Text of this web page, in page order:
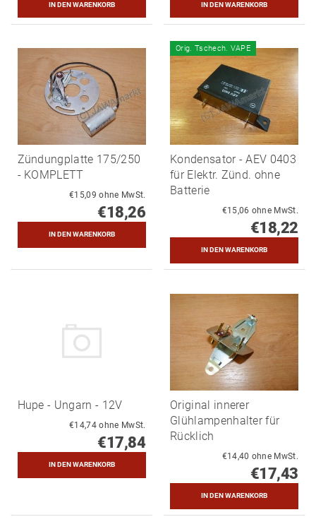
Zündungplatte 175/250
- KOMPLETT
€15,09 ohne MwSt.
€18,26
Orig. Tschech. VAPE
Kondensator - AEV 0403
für Elektr. Zünd. ohne
Batterie
€15,06 ohne MwSt.
€18,22
Hupe - Ungarn - 12V
€14,74 ohne MwSt.
€17,84
Original innerer
Glühlampenhalter für
Rücklich
€14,40 ohne MwSt.
€17,43